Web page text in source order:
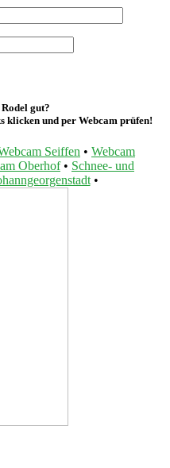
gut?
klicken und per Webcam prüfen!
Seiffen • Webcam
Oberhof• Schnee- und
•